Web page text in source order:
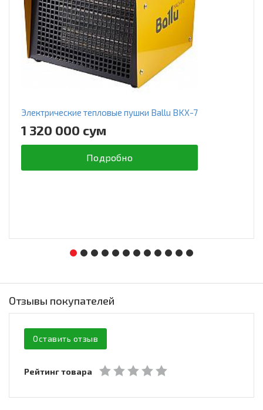
Электрические тепловые пушки Ballu BKX-7
1 320 000 сум
Подробно
Отзывы покупателей
Оставить отзыв
Рейтинг товара